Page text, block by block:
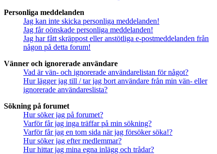
Personliga meddelanden
Jag kan inte skicka personliga meddelanden!
Jag får oönskade personliga meddelanden!
Jag har fått skräppost eller anstötliga e-postmeddelanden från
någon på detta forum!
Vänner och ignorerade användare
Vad är vän- och ignorerade användarelistan för något?
Hur lägger jag till / tar jag bort användare från min vän- eller
ignorerade användareslista?
Sökning på forumet
Hur söker jag på forumet?
Varför får jag inga träffar på min sökning?
Varför får jag en tom sida när jag försöker söka!?
Hur söker jag efter medlemmar?
Hur hittar jag mina egna inlägg och trådar?